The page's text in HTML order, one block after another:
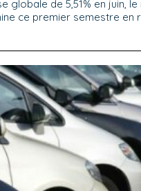
globale de 5,51% en juin,
ce premier semestre en